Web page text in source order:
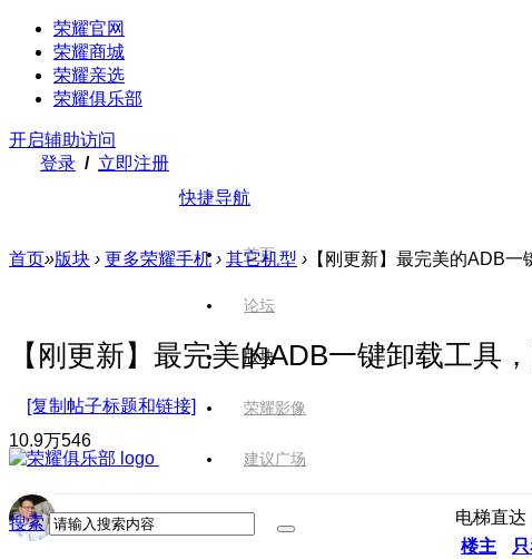
荣耀官网
荣耀商城
荣耀亲选
荣耀俱乐部
开启辅助访问
登录 / 立即注册
快捷导航
首页
论坛
版块
荣耀影像
建议广场
搜索
首页»版块 › 更多荣耀手机 › 其它机型 › 【刚更新】最完美的ADB
【刚更新】最完美的ADB一键卸载工具
[复制帖子标题和链接]
10.9万546
电梯直达
楼主